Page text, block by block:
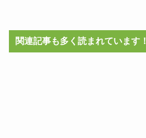
関連記事も多く読まれています！